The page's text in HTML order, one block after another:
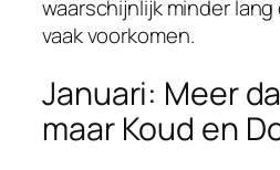
waarschijnlijk minder
vaak voorkomen.
Januari: Meer
maar Koud en